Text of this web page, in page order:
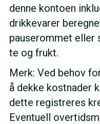
denne kontoen
drikkevarer
pauserommet eller
te og frukt.
Merk: Ved behov
å dekke kostnader
dette registreres
Eventuell